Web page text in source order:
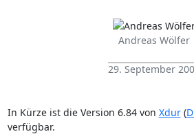
Andreas Wölfer
29. September
In Kürze ist die Version 6.84 von Xdur(
verfügbar.